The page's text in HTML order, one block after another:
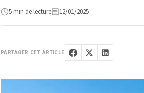
5 min de lecture 12/01/2025
PARTAGER CET ARTICLE